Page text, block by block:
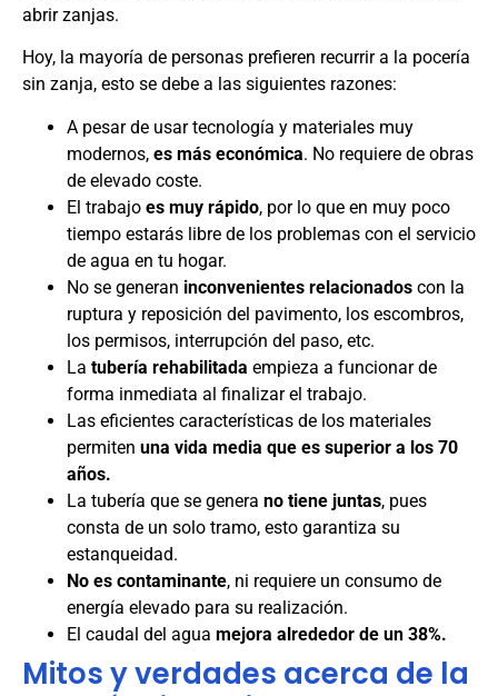
abrir zanjas.
Hoy, la mayoría de personas prefieren recurrir a la pocería
sin zanja, esto se debe a las siguientes razones:
A pesar de usar tecnología y materiales muy
modernos, es más económica. No requiere de obras
de elevado coste.
El trabajo es muy rápido, por lo que en muy poco
tiempo estarás libre de los problemas con el servicio
de agua en tu hogar.
No se generan inconvenientes relacionados con la
ruptura y reposición del pavimento, los escombros,
los permisos, interrupción del paso, etc.
La tubería rehabilitada empieza a funcionar de
forma inmediata al finalizar el trabajo.
Las eficientes características de los materiales
permiten una vida media que es superior a los 70
años.
La tubería que se genera no tiene juntas, pues
consta de un solo tramo, esto garantiza su
estanqueidad.
No es contaminante, ni requiere un consumo de
energía elevado para su realización.
El caudal del agua mejora alrededor de un 38%.
Mitos y verdades acerca de la